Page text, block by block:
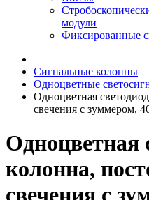
модули
Фиксированные
Сигнальные колонны
Одноцветные
Одноцветная
свечения с зуммером,
Одноцветная
колонна,
свечения с